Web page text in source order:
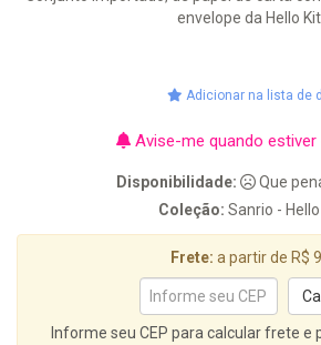
envelope da Hello
Adicionar na lista de
Avise-me quando estiver
Disponibilidade:
Que
Coleção: Sanrio -
Frete: a partir de R$
Informe seu CEP para calcular frete e